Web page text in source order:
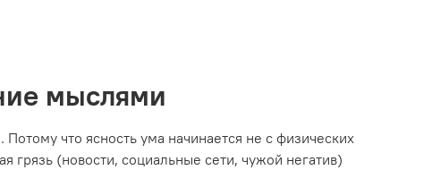
мыслями
что ясность ума начинается не с физических
(новости, социальные сети, чужой негатив)